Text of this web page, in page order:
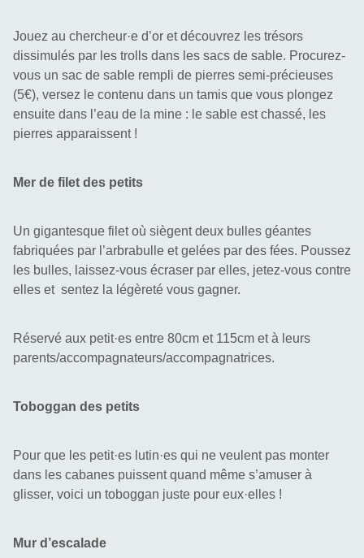
Jouez au chercheur·e d’or et découvrez les trésors
dissimulés par les trolls dans les sacs de sable. Procurez-
vous un sac de sable rempli de pierres semi-précieuses
(5€), versez le contenu dans un tamis que vous plongez
ensuite dans l’eau de la mine : le sable est chassé, les
pierres apparaissent !
Mer de filet des petits
Un gigantesque filet où siègent deux bulles géantes
fabriquées par l’arbrabulle et gelées par des fées. Poussez
les bulles, laissez-vous écraser par elles, jetez-vous contre
elles et  sentez la légèreté vous gagner.
Réservé aux petit·es entre 80cm et 115cm et à leurs
parents/accompagnateurs/accompagnatrices.
Toboggan des petits
Pour que les petit·es lutin·es qui ne veulent pas monter
dans les cabanes puissent quand même s’amuser à
glisser, voici un toboggan juste pour eux·elles !
Mur d’escalade